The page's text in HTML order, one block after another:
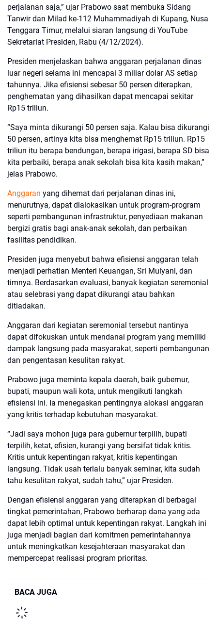
perjalanan saja,” ujar Prabowo saat membuka Sidang
Tanwir dan Milad ke-112 Muhammadiyah di Kupang, Nusa
Tenggara Timur, melalui siaran langsung di YouTube
Sekretariat Presiden, Rabu (4/12/2024).
Presiden menjelaskan bahwa anggaran perjalanan dinas
luar negeri selama ini mencapai 3 miliar dolar AS setiap
tahunnya. Jika efisiensi sebesar 50 persen diterapkan,
penghematan yang dihasilkan dapat mencapai sekitar
Rp15 triliun.
“Saya minta dikurangi 50 persen saja. Kalau bisa dikurangi
50 persen, artinya kita bisa menghemat Rp15 triliun. Rp15
triliun itu berapa bendungan, berapa irigasi, berapa SD bisa
kita perbaiki, berapa anak sekolah bisa kita kasih makan,”
jelas Prabowo.
Anggaran yang dihemat dari perjalanan dinas ini,
menurutnya, dapat dialokasikan untuk program-program
seperti pembangunan infrastruktur, penyediaan makanan
bergizi gratis bagi anak-anak sekolah, dan perbaikan
fasilitas pendidikan.
Presiden juga menyebut bahwa efisiensi anggaran telah
menjadi perhatian Menteri Keuangan, Sri Mulyani, dan
timnya. Berdasarkan evaluasi, banyak kegiatan seremonial
atau selebrasi yang dapat dikurangi atau bahkan
ditiadakan.
Anggaran dari kegiatan seremonial tersebut nantinya
dapat difokuskan untuk mendanai program yang memiliki
dampak langsung pada masyarakat, seperti pembangunan
dan pengentasan kesulitan rakyat.
Prabowo juga meminta kepala daerah, baik gubernur,
bupati, maupun wali kota, untuk mengikuti langkah
efisiensi ini. Ia menegaskan pentingnya alokasi anggaran
yang kritis terhadap kebutuhan masyarakat.
“Jadi saya mohon juga para gubernur terpilih, bupati
terpilih, ketat, efisien, kurangi yang bersifat tidak kritis.
Kritis untuk kepentingan rakyat, kritis kepentingan
langsung. Tidak usah terlalu banyak seminar, kita sudah
tahu kesulitan rakyat, sudah tahu,” ujar Presiden.
Dengan efisiensi anggaran yang diterapkan di berbagai
tingkat pemerintahan, Prabowo berharap dana yang ada
dapat lebih optimal untuk kepentingan rakyat. Langkah ini
juga menjadi bagian dari komitmen pemerintahannya
untuk meningkatkan kesejahteraan masyarakat dan
mempercepat realisasi program prioritas.
BACA JUGA